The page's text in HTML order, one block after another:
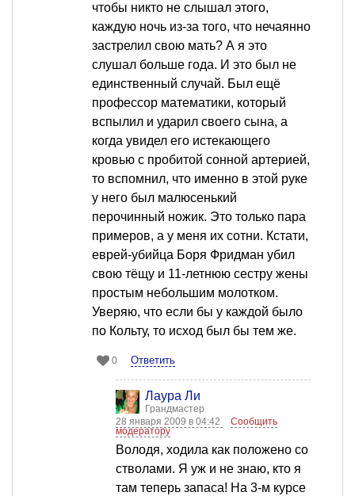
чтобы никто не слышал этого,
каждую ночь из-за того, что нечаянно
застрелил свою мать? А я это
слушал больше года. И это был не
единственный случай. Был ещё
профессор математики, который
вспылил и ударил своего сына, а
когда увидел его истекающего
кровью с пробитой сонной артерией,
то вспомнил, что именно в этой руке
у него был малюсенький
перочинный ножик. Это только пара
примеров, а у меня их сотни. Кстати,
еврей-убийца Боря Фридман убил
свою тёщу и 11-летнюю сестру жены
простым небольшим молотком.
Уверяю, что если бы у каждой было
по Кольту, то исход был бы тем же.
0 Ответить
Лаура Ли
Грандмастер
28 января 2009 в 04:42
Сообщить
модератору
Володя, ходила как положено со
стволами. Я уж и не знаю, кто я
там теперь запаса! На 3-м курсе